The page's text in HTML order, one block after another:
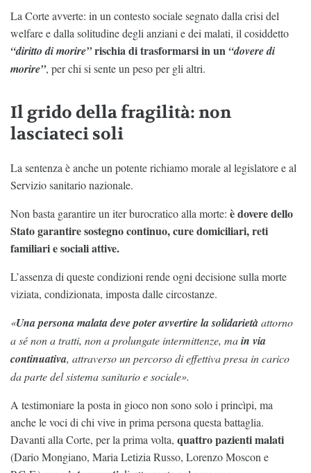
La Corte avverte: in un contesto sociale segnato dalla crisi del
welfare e dalla solitudine degli anziani e dei malati, il cosiddetto
“diritto di morire”rischia di trasformarsi in un “dovere di
morire”, per chi si sente un peso per gli altri.
Il grido della fragilità: non
lasciateci soli
La sentenza è anche un potente richiamo morale al legislatore e al
Servizio sanitario nazionale.
Non basta garantire un iter burocratico alla morte: è dovere dello
Stato garantire sostegno continuo, cure domiciliari, reti
familiari e sociali attive.
L’assenza di queste condizioni rende ogni decisione sulla morte
viziata, condizionata, imposta dalle circostanze.
«Una persona malata deve poter avvertire la solidarietàattorno
a sé non a tratti, non a prolungate intermittenze, main via
continuativa, attraverso un percorso di effettiva presa in carico
da parte del sistema sanitario e sociale».
A testimoniare la posta in gioco non sono solo i princìpi, ma
anche le voci di chi vive in prima persona questa battaglia.
Davanti alla Corte, per la prima volta, quattro pazienti malati
(Dario Mongiano, Maria Letizia Russo, Lorenzo Moscon e